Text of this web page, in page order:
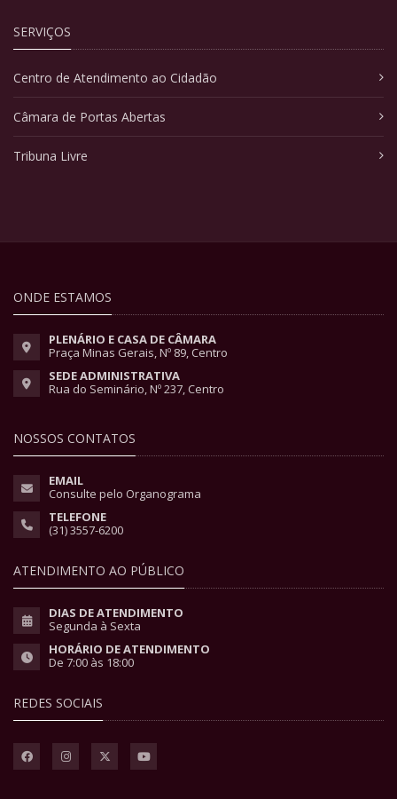
SERVIÇOS
Centro de Atendimento ao Cidadão
Câmara de Portas Abertas
Tribuna Livre
ONDE ESTAMOS
PLENÁRIO E CASA DE CÂMARA
Praça Minas Gerais, Nº 89, Centro
SEDE ADMINISTRATIVA
Rua do Seminário, Nº 237, Centro
NOSSOS CONTATOS
EMAIL
Consulte pelo Organograma
TELEFONE
(31) 3557-6200
ATENDIMENTO AO PÚBLICO
DIAS DE ATENDIMENTO
Segunda à Sexta
HORÁRIO DE ATENDIMENTO
De 7:00 às 18:00
REDES SOCIAIS